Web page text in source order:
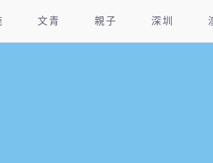
文青 親子 深圳